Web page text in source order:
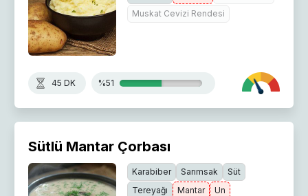
Muskat Cevizi Rendesi
45 DK %51
Sütlü Mantar Çorbası
Karabiber Sarımsak
Süt
Tereyağı
Mantar
Un